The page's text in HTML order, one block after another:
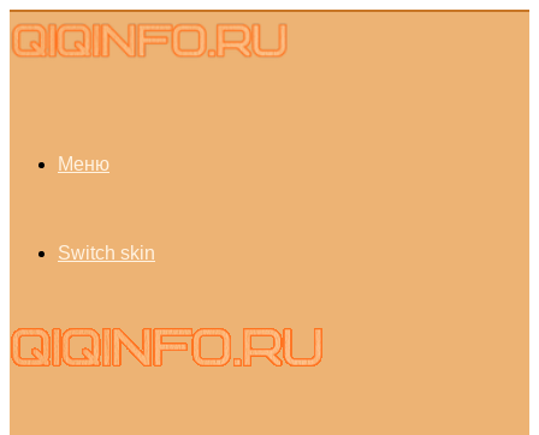
Меню
Switch skin